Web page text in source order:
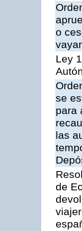
o
Ley
se
para
las
de